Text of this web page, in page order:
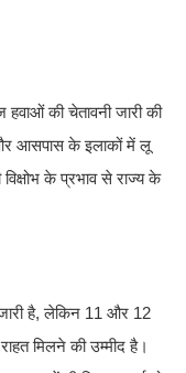
की चेतावनी जारी की
और आसपास के इलाकों में लू
के प्रभाव से राज्य के
जारी है, लेकिन 11 और 12
मिलने की उम्मीद है।